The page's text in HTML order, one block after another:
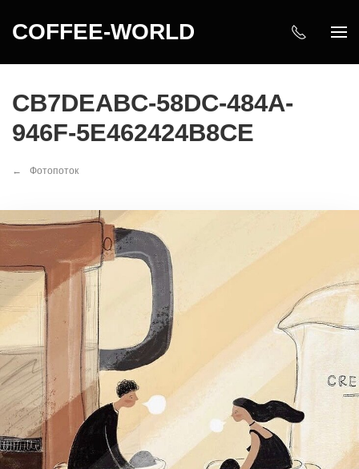
COFFEE-WORLD
CB7DEABC-58DC-484A-
946F-5E462424B8CE
Фотопоток